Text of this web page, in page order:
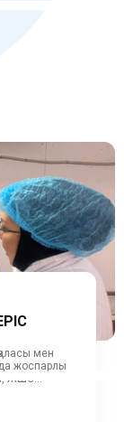
мен
жоспарлы
ЖШС